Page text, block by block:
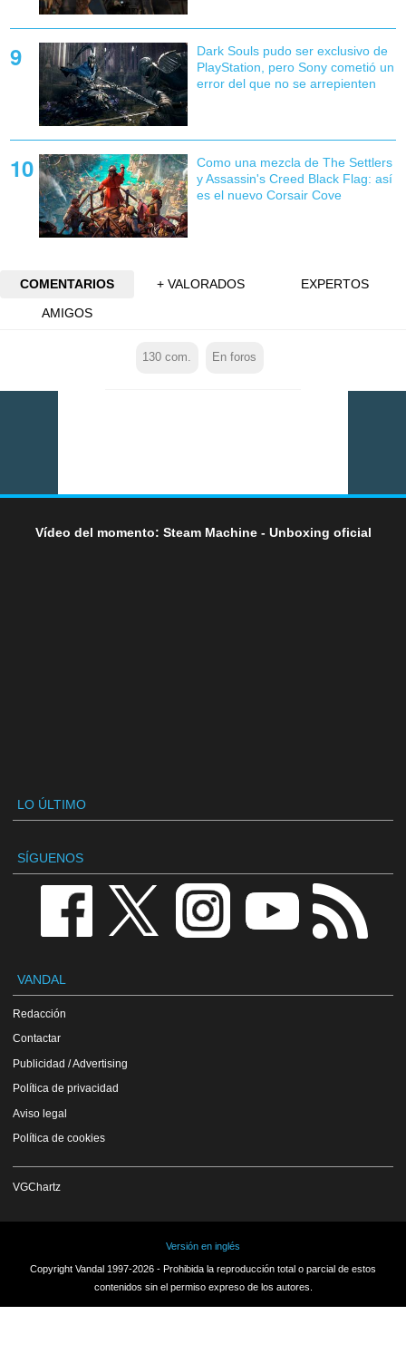
Dark Souls pudo ser exclusivo de
PlayStation, pero Sony cometió un
error del que no se arrepienten
Como una mezcla de The Settlers
y Assassin's Creed Black Flag: así
es el nuevo Corsair Cove
COMENTARIOS + VALORADOS
EXPERTOS
AMIGOS
130 com. En foros
Vídeo del momento: Steam Machine - Unboxing oficial
LO ÚLTIMO
SÍGUENOS
VANDAL
Redacción
Contactar
Publicidad / Advertising
Política de privacidad
Aviso legal
Política de cookies
VGChartz
Versión en inglés
Copyright Vandal 1997-2026 - Prohibida la reproducción total o parcial de estos
contenidos sin el permiso expreso de los autores.